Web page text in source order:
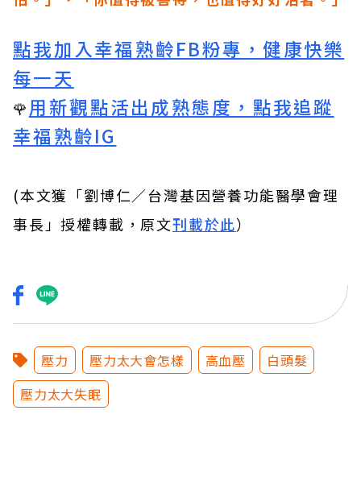
點我加入幸福熟齡FB粉專，健康快樂
每一天
🌹用新觀點活出成熟態度，點我追蹤
幸福熟齡IG
(本文獲「劉博仁／台灣基因營養功能醫學會理
事長」授權轉載，原文刊載於此）
壓力 壓力太大會怎樣 高血壓
白頭髮
壓力太大失眠